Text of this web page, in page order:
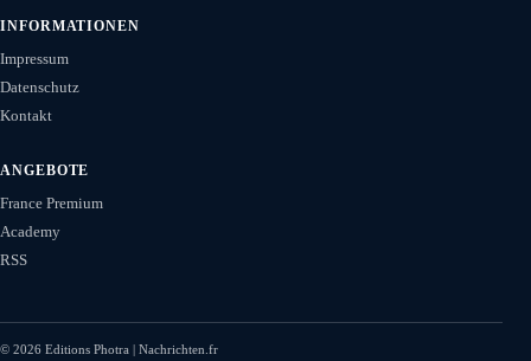
INFORMATIONEN
Impressum
Datenschutz
Kontakt
ANGEBOTE
France Premium
Academy
RSS
© 2026 Editions Photra | Nachrichten.fr